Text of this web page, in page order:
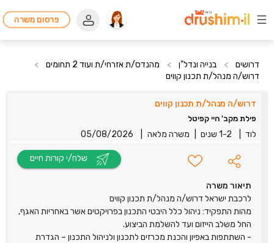
פרסום משרה
דרושים > בנייה ונדל"ן > מהנדס/ת אזרחי/ת ועוד 2 תחומים
>
דרוש/ה מנהל/ת תכנון קווים
דרוש/ה מנהל/ת תכנון קווים
פילת מקב' היי קפיטל
לוד 1-2 שנים משרה מלאה 05/08/2026
תיאור משרה
לרכבת ישראל דרוש/ה מנהל/ת תכנון קווים
מהות התפקיד: ניהול כלל היבטי התכנון בפרויקטים אשר באחריות האגף,
החל משלב הייזום ועד להשלמת הביצוע.
- השתתפות באפיון והכנת מכרזים לתכנון ולניהול התכנון – הגדרת